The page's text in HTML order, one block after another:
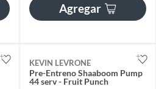
Agregar
KEVIN LEVRONE
Pre-Entreno Shaaboom Pump
44 serv - Fruit Punch